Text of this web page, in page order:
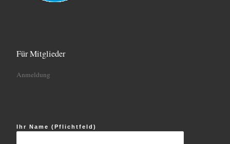
Für Mitglieder
Anmeldung
Ihr Name (Pflichtfeld)